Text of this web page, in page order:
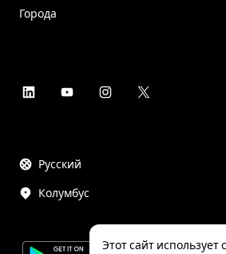
Города
Русский
Колумбус
Этот сайт